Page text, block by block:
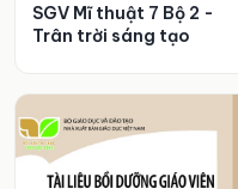
SGV Mĩ thuật 7 Bộ 2 -
Trân trời sáng tạo